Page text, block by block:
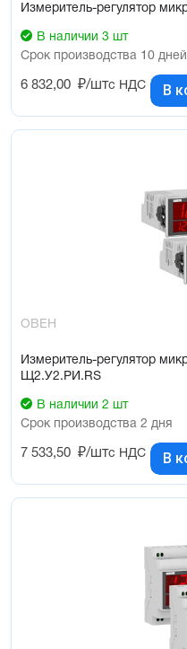
Измеритель-регулятор
В наличии 3 шт
Срок производства 10 дней
6 832,00 ₽/штс НДС В
ОВЕН
Измеритель-регулятор
Щ2.У2.РИ.RS
В наличии 2 шт
Срок производства 2 дня
7 533,50 ₽/штс НДС В